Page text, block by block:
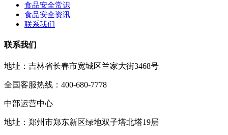
食品安全常识
食品安全资讯
联系我们
联系我们
地址：吉林省长春市宽城区兰家大街3468号
全国客服热线：400-680-7778
中部运营中心
地址：郑州市郑东新区绿地双子塔北塔19层